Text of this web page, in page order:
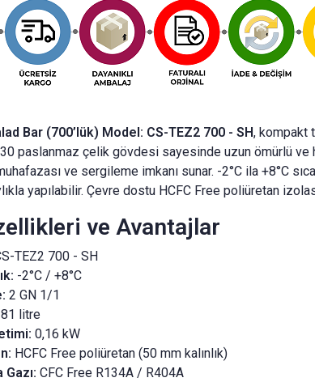
Bar (700’lük) Model: CS-TEZ2 700 - SH, kompakt
paslanmaz çelik gövdesi sayesinde uzun ömürlü
ve sergileme imkanı sunar. -2°C ila +8°C
yapılabilir. Çevre dostu HCFC Free poliüretan
ve Avantajlar
TEZ2 700 - SH
-2°C / +8°C
2 GN 1/1
litre
0,16 kW
HCFC Free poliüretan (50 mm kalınlık)
CFC Free R134A / R404A